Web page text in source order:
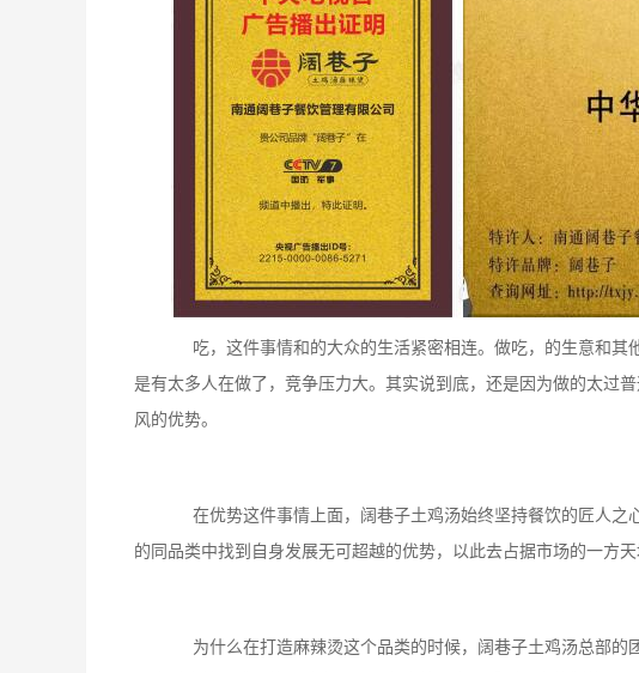
吃，这件事情和的大众的生活紧密相连。做吃，的生意和其
是有太多人在做了，竞争压力大。其实说到底，还是因为做的太过
风的优势。
在优势这件事情上面，阔巷子土鸡汤始终坚持餐饮的匠人之
的同品类中找到自身发展无可超越的优势，以此去占据市场的一方天
为什么在打造麻辣烫这个品类的时候，阔巷子土鸡汤总部的